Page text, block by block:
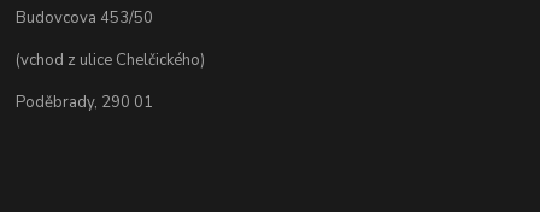
Budovcova 453/50
(vchod z ulice Chelčického)
Poděbrady, 290 01